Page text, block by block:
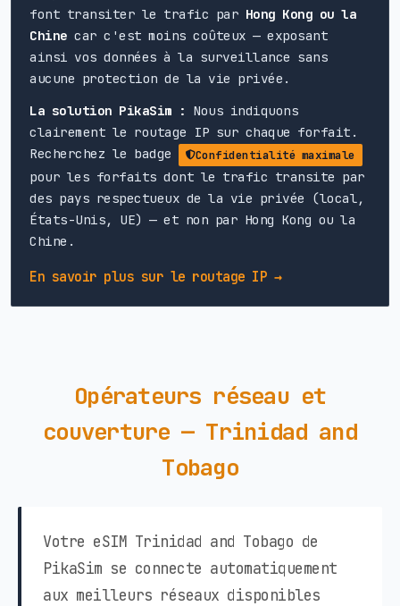
font transiter le trafic par Hong Kong ou la
Chine car c'est moins coûteux — exposant
ainsi vos données à la surveillance sans
aucune protection de la vie privée.
La solution PikaSim : Nous indiquons
clairement le routage IP sur chaque forfait.
Recherchez le badge
Confidentialité maximale
pour les forfaits dont le trafic transite par
des pays respectueux de la vie privée (local,
États-Unis, UE) — et non par Hong Kong ou la
Chine.
En savoir plus sur le routage IP →
Opérateurs réseau et
couverture — Trinidad and
Tobago
Votre eSIM Trinidad and Tobago de
PikaSim se connecte automatiquement
aux meilleurs réseaux disponibles